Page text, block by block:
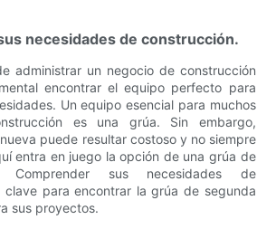
necesidades de construcción.
administrar un negocio de construcción
encontrar el equipo perfecto para
Un equipo esencial para muchos
es una grúa. Sin embargo,
puede resultar costoso y no siempre
entra en juego la opción de una grúa de
Comprender sus necesidades de
clave para encontrar la grúa de segunda
sus proyectos.